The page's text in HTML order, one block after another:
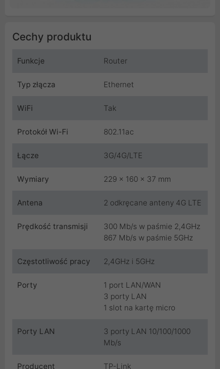
Cechy produktu
Funkcje Router
Typ złącza Ethernet
WiFi Tak
Protokół Wi-Fi 802.11ac
Łącze 3G/4G/LTE
Wymiary 229 x 160 x 37 mm
Antena 2 odkręcane anteny 4G LTE
Prędkość transmisji
300 Mb/s w paśmie 2,4GHz
867 Mb/s w paśmie 5GHz
Częstotliwość pracy 2,4GHz i 5GHz
Porty
1 port LAN/WAN
3 porty LAN
1 slot na kartę micro
Porty LAN
3 porty LAN 10/100/1000
Mb/s
Producent TP-Link